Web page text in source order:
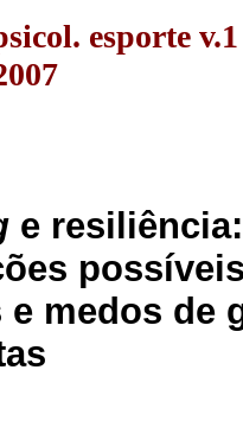
esporte
e resiliência:
e medos de